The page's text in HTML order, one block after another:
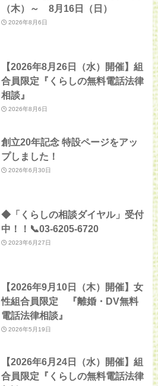
（木）～ 8月16日（日）
2026年8月6日
【2026年8月26日（水）開催】組
合員限定『くらしの無料電話法律
相談』
2026年8月6日
創立20年記念 特設ページをアッ
プしました！
2026年6月30日
◆「くらしの相談ダイヤル」受付
中！！📞03-6205-6720
2023年6月27日
【2026年9月10日（木）開催】女
性組合員限定 『離婚・DV無料
電話法律相談』
2026年5月19日
【2026年6月24日（水）開催】組
合員限定『くらしの無料電話法律